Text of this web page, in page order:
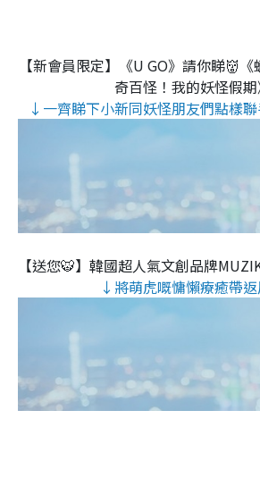
【新會員限定】《U GO》請你睇👹
奇百怪！我的妖怪假期
↓一齊睇下小新同妖怪朋友們點樣
【送您🐯】韓國超人氣文創品牌
↓將萌虎嘅慵懶療癒帶